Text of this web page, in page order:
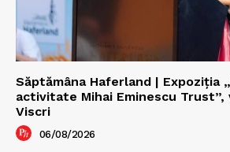
Săptămâna Haferland | Expoziţia
activitate Mihai Eminescu Trust”,
Viscri
06/08/2026